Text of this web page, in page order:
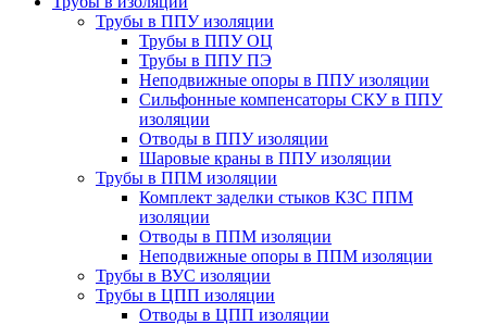
Трубы в ППУ изоляции
Трубы в ППУ ОЦ
Трубы в ППУ ПЭ
Неподвижные опоры в ППУ изоляции
Сильфонные компенсаторы СКУ в ППУ
изоляции
Отводы в ППУ изоляции
Шаровые краны в ППУ изоляции
Трубы в ППМ изоляции
Комплект заделки стыков КЗС ППМ
изоляции
Отводы в ППМ изоляции
Неподвижные опоры в ППМ изоляции
Трубы в ВУС изоляции
Трубы в ЦПП изоляции
Отводы в ЦПП изоляции